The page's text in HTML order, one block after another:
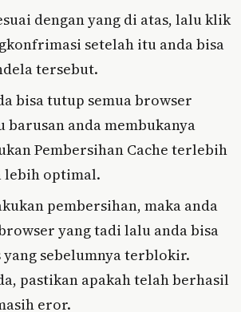
dengan yang di atas, lalu klik
setelah itu anda bisa
tersebut.
bisa tutup semua browser
barusan anda membukanya
Pembersihan Cache terlebih
lebih optimal.
pembersihan, maka anda
yang tadi lalu anda bisa
yang sebelumnya terblokir.
pastikan apakah telah berhasil
eror.